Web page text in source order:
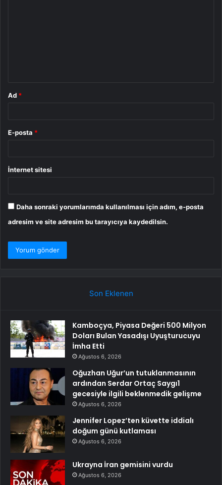
Ad *
E-posta *
İnternet sitesi
Daha sonraki yorumlarımda kullanılması için adım, e-posta
adresim ve site adresim bu tarayıcıya kaydedilsin.
Son Eklenen
Kamboçya, Piyasa Değeri 500 Milyon
Doları Bulan Yasadışı Uyuşturucuyu
İmha Etti
Ağustos 6, 2026
Oğuzhan Uğur’un tutuklanmasının
ardından Serdar Ortaç Saygı1
gecesiyle ilgili beklenmedik gelişme
Ağustos 6, 2026
Jennifer Lopez’ten küvette iddialı
doğum günü kutlaması
Ağustos 6, 2026
Ukrayna İran gemisini vurdu
Ağustos 6, 2026